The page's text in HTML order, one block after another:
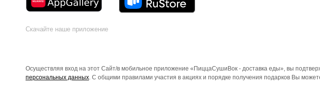
Скачайте наше приложение
Осуществляя вход на этот Сайт/в мобильное приложение «ПиццаСушиВок - доставка еды», вы
персональных данных. С общими правилами участия в акциях и порядке получения подарков Вы